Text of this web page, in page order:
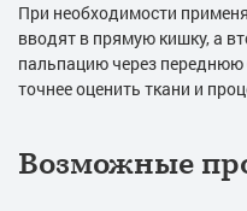
При необходимости
вводят в прямую кишку, а
пальпацию через
точнее оценить ткани и
Возможные